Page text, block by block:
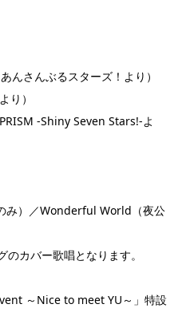
さんぶるスターズ！より）
り）
‐Shiny Seven Stars!-よ
み）／Wonderful World（夜公
カバー歌唱となります。
～Nice to meet YU～」特設